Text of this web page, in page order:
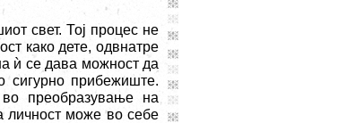
свет. Тој процес не
како дете, одвнатре
ѝ се дава можност да
сигурно прибежиште.
преобразување на
личност може во себе